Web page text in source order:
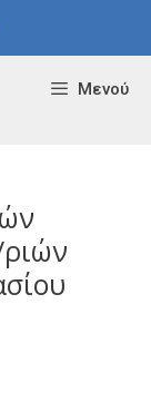
Μενού